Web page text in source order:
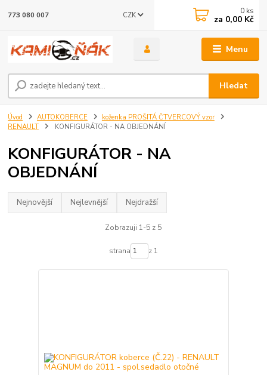
Menu
CZK
Hledat
773 080 007 0 ks
za 0,00 Kč
Úvod AUTOKOBERCE
koženka PROŠITÁ ČTVERCOVÝ vzor
RENAULT
KONFIGURÁTOR - NA OBJEDNÁNÍ
KONFIGURÁTOR - NA
OBJEDNÁNÍ
Nejnovější Nejlevnější Nejdražší
Zobrazuji 1-5 z 5
strana z 1